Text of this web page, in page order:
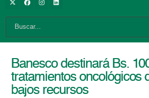
Banesco destinará Bs.
tratamientos oncológicos
bajos recursos